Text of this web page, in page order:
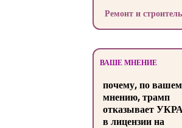
Ремонт и
ВАШЕ МНЕНИЕ
почему, по
мнению, трамп
отказывает
в лицензии на